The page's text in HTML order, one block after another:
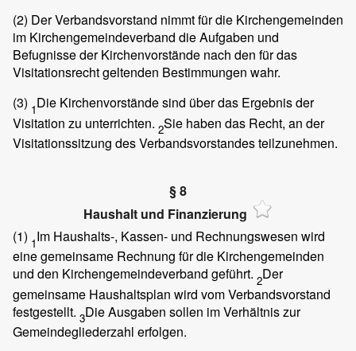
(2) Der Verbandsvorstand nimmt für die Kirchengemeinden
im Kirchengemeindeverband die Aufgaben und
Befugnisse der Kirchenvorstände nach den für das
Visitationsrecht geltenden Bestimmungen wahr.
(3) 1Die Kirchenvorstände sind über das Ergebnis der
Visitation zu unterrichten. 2Sie haben das Recht, an der
Visitationssitzung des Verbandsvorstandes teilzunehmen.
§ 8
Haushalt und Finanzierung
(1) 1Im Haushalts-, Kassen- und Rechnungswesen wird
eine gemeinsame Rechnung für die Kirchengemeinden
und den Kirchengemeindeverband geführt. 2Der
gemeinsame Haushaltsplan wird vom Verbandsvorstand
festgestellt. 3Die Ausgaben sollen im Verhältnis zur
Gemeindegliederzahl erfolgen.